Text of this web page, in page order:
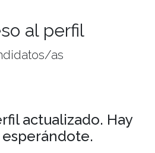
al perfil
as
actualizado. Hay